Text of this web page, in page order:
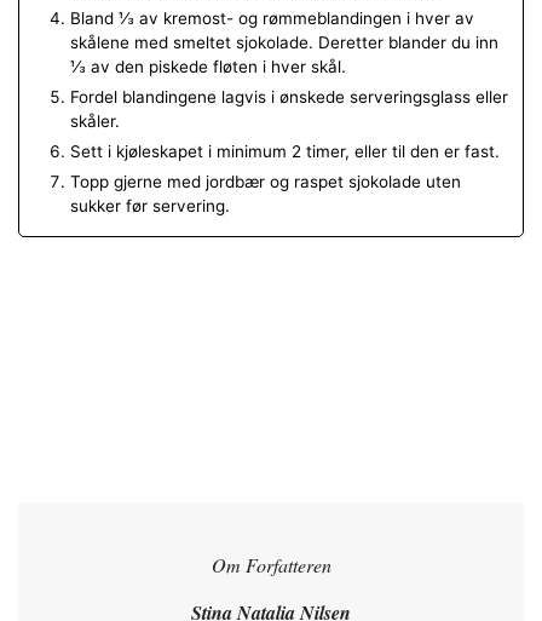
Bland ⅓ av kremost- og rømmeblandingen i hver av
skålene med smeltet sjokolade. Deretter blander du inn
⅓ av den piskede fløten i hver skål.
Fordel blandingene lagvis i ønskede serveringsglass eller
skåler.
Sett i kjøleskapet i minimum 2 timer, eller til den er fast.
Topp gjerne med jordbær og raspet sjokolade uten
sukker før servering.
Om Forfatteren
Stina Natalia Nilsen